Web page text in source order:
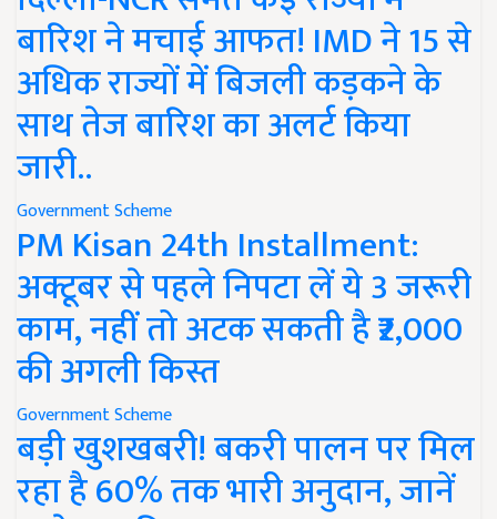
बारिश ने मचाई आफत! IMD ने 15 से
अधिक राज्यों में बिजली कड़कने के
साथ तेज बारिश का अलर्ट किया
जारी..
Government Scheme
PM Kisan 24th Installment:
अक्टूबर से पहले निपटा लें ये 3 जरूरी
काम, नहीं तो अटक सकती है ₹2,000
की अगली किस्त
Government Scheme
बड़ी खुशखबरी! बकरी पालन पर मिल
रहा है 60% तक भारी अनुदान, जानें